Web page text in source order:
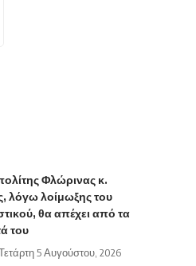
Φλώρινας κ.
λόγω λοίμωξης του
θα απέχει από τα
του
5 Αυγούστου, 2026